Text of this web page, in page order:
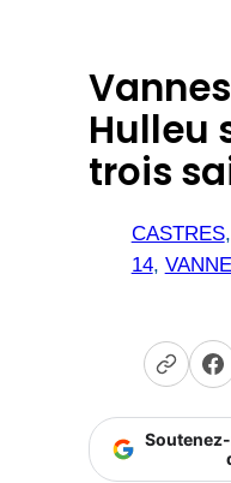
Hulleu
trois
CASTRES,
14,